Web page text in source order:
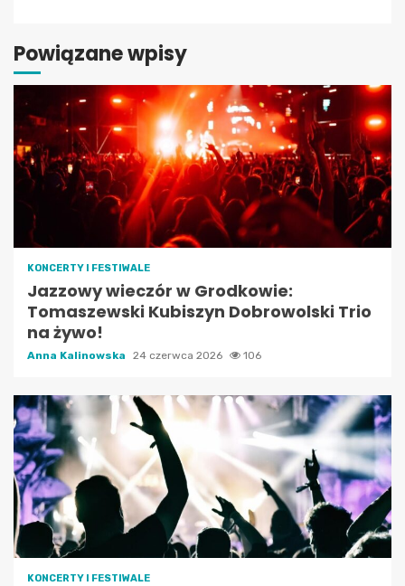
Powiązane wpisy
KONCERTY I FESTIWALE
Jazzowy wieczór w Grodkowie:
Tomaszewski Kubiszyn Dobrowolski Trio
na żywo!
Anna Kalinowska 24 czerwca 2026 106
KONCERTY I FESTIWALE